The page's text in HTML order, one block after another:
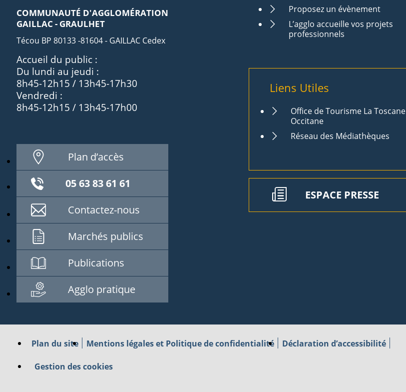
COMMUNAUTÉ D'AGGLOMÉRATION
GAILLAC - GRAULHET
Técou BP 80133 -81604 - GAILLAC Cedex
Accueil du public :
Du lundi au jeudi :
8h45-12h15 / 13h45-17h30
Vendredi :
8h45-12h15 / 13h45-17h00
Plan d’accès
05 63 83 61 61
Contactez-nous
Marchés publics
Publications
Agglo pratique
Proposez un évènement
L’agglo accueille vos projets
professionnels
Liens Utiles
Office de Tourisme La Toscane
Occitane
Réseau des Médiathèques
ESPACE PRESSE
Plan du site Mentions légales et Politique de confidentialité Déclaration d’accessibilité
Gestion des cookies